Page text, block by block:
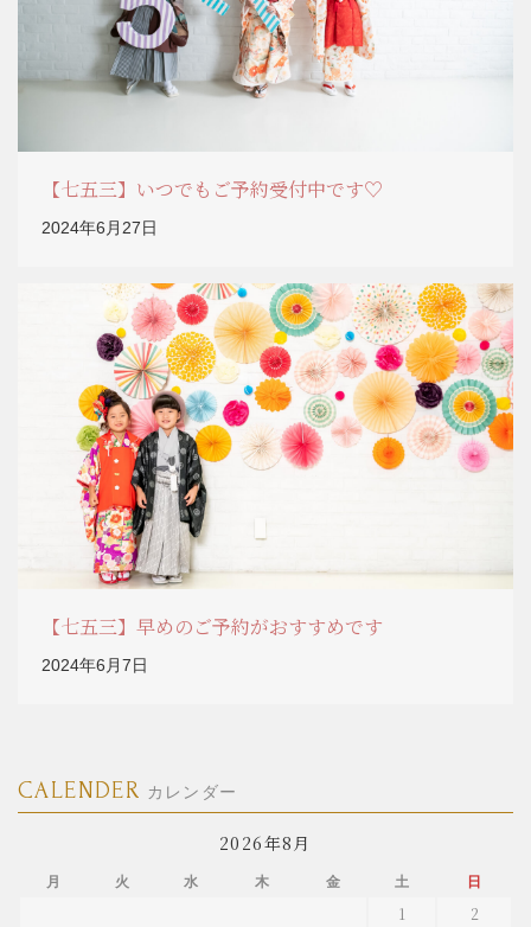
【七五三】いつでもご予約受付中です♡
2024年6月27日
【七五三】早めのご予約がおすすめです
2024年6月7日
CALENDER カレンダー
2026年8月
月 火 水 木 金 土 日
1
2